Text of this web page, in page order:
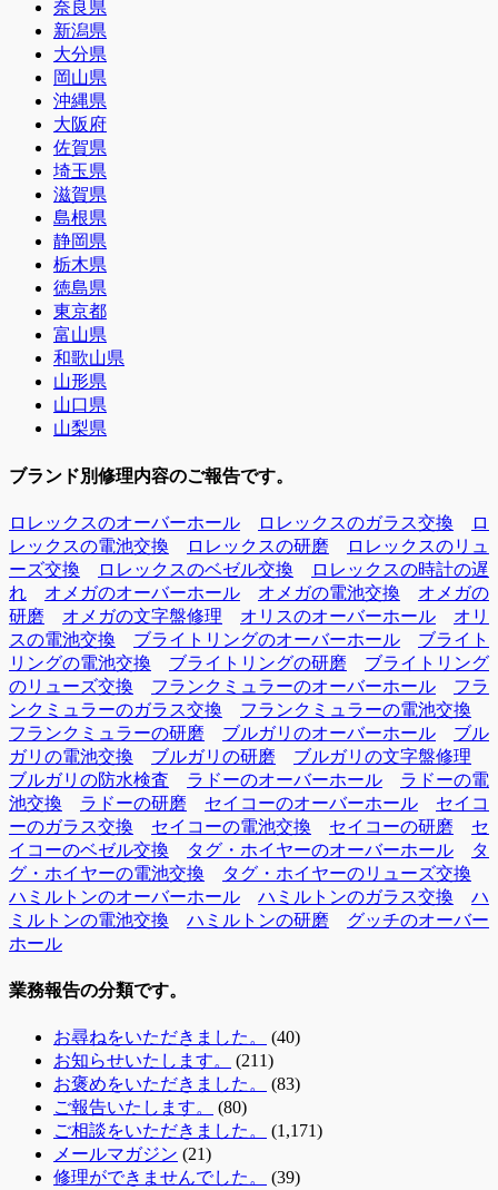
奈良県
新潟県
大分県
岡山県
沖縄県
大阪府
佐賀県
埼玉県
滋賀県
島根県
静岡県
栃木県
徳島県
東京都
富山県
和歌山県
山形県
山口県
山梨県
ブランド別修理内容のご報告です。
ロレックスのオーバーホール ロレックスのガラス交換
ロ
レックスの電池交換
ロレックスの研磨
ロレックスのリュ
ーズ交換
ロレックスのベゼル交換
ロレックスの時計の遅
れ
オメガのオーバーホール オメガの電池交換
オメガの
研磨
オメガの文字盤修理 オリスのオーバーホール
オリ
スの電池交換
ブライトリングのオーバーホール
ブライト
リングの電池交換
ブライトリングの研磨
ブライトリング
のリューズ交換
フランクミュラーのオーバーホール
フラ
ンクミュラーのガラス交換
フランクミュラーの電池交換
フランクミュラーの研磨
ブルガリのオーバーホール
ブル
ガリの電池交換
ブルガリの研磨
ブルガリの文字盤修理
ブルガリの防水検査
ラドーのオーバーホール
ラドーの電
池交換
ラドーの研磨 セイコーのオーバーホール
セイコ
ーのガラス交換
セイコーの電池交換 セイコーの研磨
セ
イコーのベゼル交換
タグ・ホイヤーのオーバーホール
タ
グ・ホイヤーの電池交換
タグ・ホイヤーのリューズ交換
ハミルトンのオーバーホール
ハミルトンのガラス交換
ハ
ミルトンの電池交換
ハミルトンの研磨
グッチのオーバー
ホール
業務報告の分類です。
お尋ねをいただきました。
(40)
お知らせいたします。
(211)
お褒めをいただきました。
(83)
ご報告いたします。
(80)
ご相談をいただきました。
(1,171)
メールマガジン (21)
修理ができませんでした。
(39)